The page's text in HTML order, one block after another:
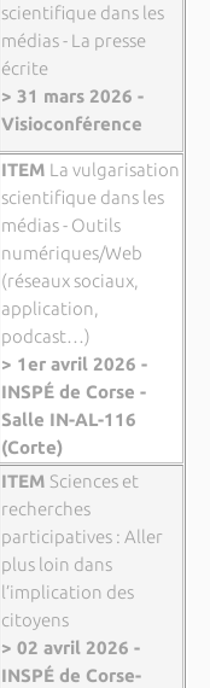
scientifique dans les
médias - La presse
écrite
> 31 mars 2026 -
Visioconférence
ITEM La vulgarisation
scientifique dans les
médias - Outils
numériques/Web
(réseaux sociaux,
application,
podcast…)
> 1er avril 2026 -
INSPÉ de Corse -
Salle IN-AL-116
(Corte)
ITEM Sciences et
recherches
participatives : Aller
plus loin dans
l’implication des
citoyens
> 02 avril 2026 -
INSPÉ de Corse-